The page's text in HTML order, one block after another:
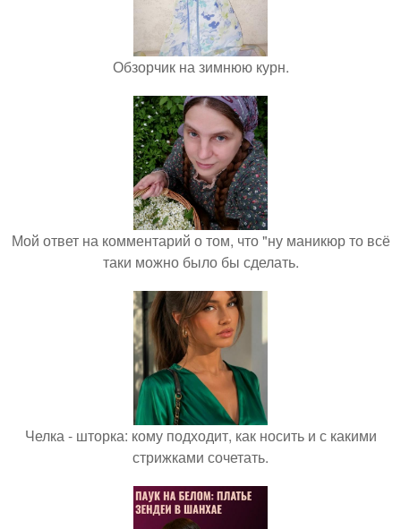
Обзорчик на зимнюю курн.
Мой ответ на комментарий о том, что "ну маникюр то всё
таки можно было бы сделать.
Челка - шторка: кому подходит, как носить и с какими
стрижками сочетать.